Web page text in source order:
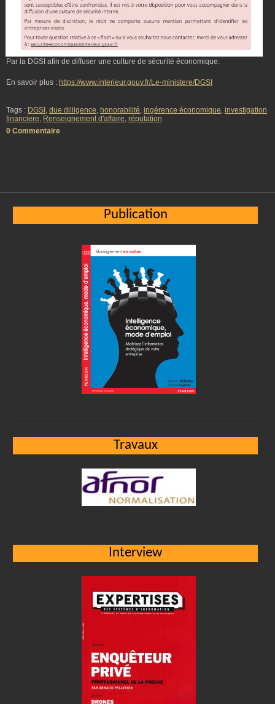
Par la DGSI afin de diffuser une culture de sécurité économique.
En savoir plus : https://www.interieur.gouv.fr/Le-ministere/DGSI
Tags : DGSI , due dilligence, honorabilité, ingérence économique, investigation
financiere, Renseignement d'affaire, réputation
0 Commentaire
Publication
Travaux
Interview